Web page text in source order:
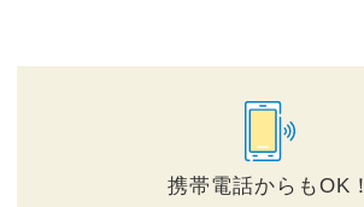
携帯電話からもOK！